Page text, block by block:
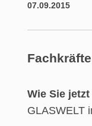
07.09.2015
Wie Sie
GLASWELT